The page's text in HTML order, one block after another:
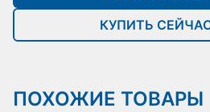
КУПИТЬ
ПОХОЖИЕ ТОВАРЫ